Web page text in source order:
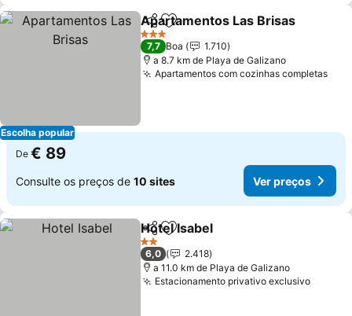
Escolha popular
PartilharAdicionar aos favoritos
Apartamentos Las Brisas
3 Estrelas
7,7 Boa
1.710
a 8.7 km de Playa de Galizano
Apartamentos com cozinhas completas
De € 89
Consulte os preços de 10 sites Ver preços
PartilharAdicionar aos favoritos
Hotel Isabel
2 Estrelas
6,0
2.418
a 11.0 km de Playa de Galizano
Estacionamento privativo exclusivo